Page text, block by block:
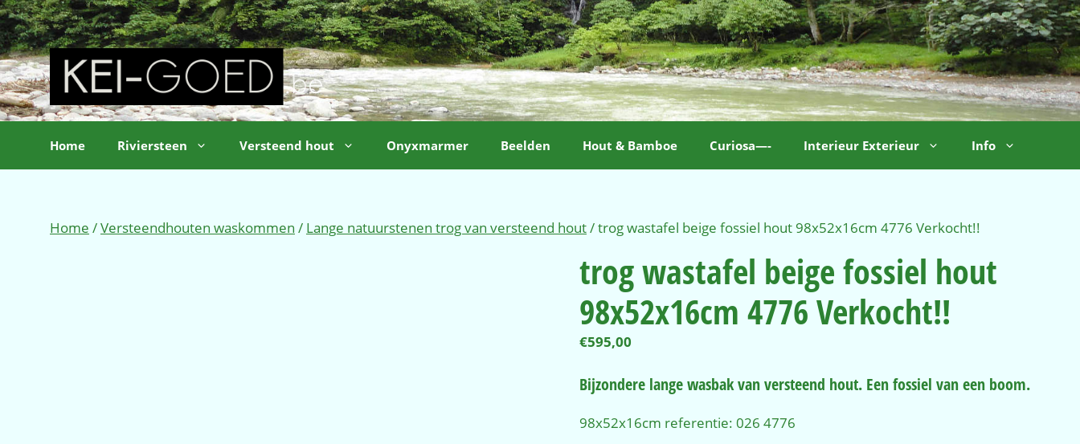
Ga
naar
de
inhoud
Home Riviersteen Versteend hout Onyxmarmer Beelden Hout & Bamboe Curiosa—- Interieur Exterieur Info
Home /Versteendhouten waskommen / Lange natuurstenen trog van versteend hout/ trog wastafel beige fossiel hout 98x52x16cm 4776 Verkocht!!
trog wastafel beige fossiel hout
98x52x16cm 4776 Verkocht!!
€595,00
Bijzondere lange wasbak van versteend hout. Een fossiel van een boom.
98x52x16cm referentie: 026 4776